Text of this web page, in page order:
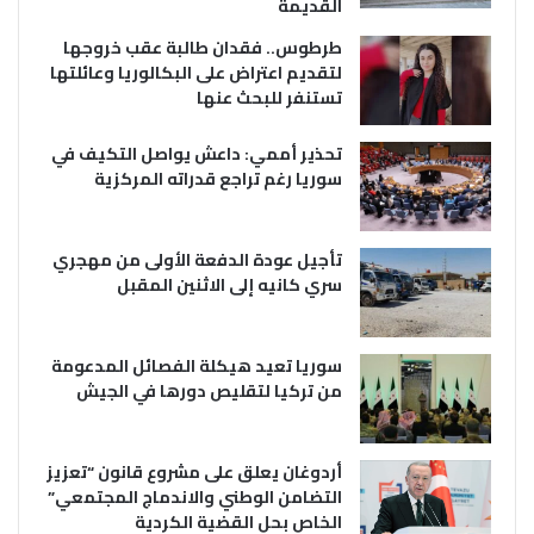
طرطوس.. فقدان طالبة عقب خروجها
لتقديم اعتراض على البكالوريا وعائلتها
تستنفر للبحث عنها
تحذير أممي: داعش يواصل التكيف في
سوريا رغم تراجع قدراته المركزية
تأجيل عودة الدفعة الأولى من مهجري
سري كانيه إلى الاثنين المقبل
سوريا تعيد هيكلة الفصائل المدعومة
من تركيا لتقليص دورها في الجيش
أردوغان يعلق على مشروع قانون “تعزيز
التضامن الوطني والاندماج المجتمعي”
الخاص بحل القضية الكردية